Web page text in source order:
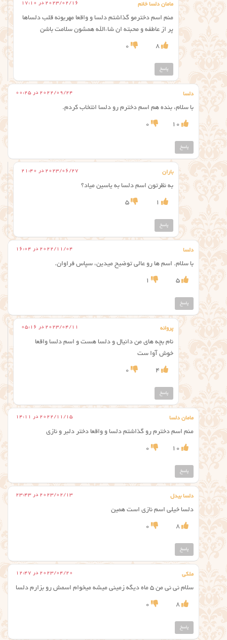
مامان دلسا خانم 2023/02/16 در 17:10
منم اسم دخترمو گذاشتم دلسا و واقعا مهربونه قلب دلساها
پر از عاطفه و محبته ان شاءالله همشون سلامت باشن
8
0
پاسخ
دلسا 2022/09/24 در 00:25
با سلام، بنده هم اسم دخترم رو دلسا انتخاب کردم.
10
0
پاسخ
باران 2023/06/27 در 21:40
به نظرتون اسم دلسا به یاسین میاد؟
1
5
پاسخ
دلسا 2022/11/04 در 16:04
با سلام. اسم ها رو عالی توضیح میدین، سپاس فراوان.
5
1
پاسخ
پروانه 2023/04/11 در 05:16
نام بچه های من دانیال و دلسا هست و اسم دلسا واقعا
خوش آوا ست
4
0
پاسخ
مامان دلسا 2022/11/15 در 14:11
منم اسم دخترم رو گذاشتم دلسا و واقعا دختر دلبر و نازی
10
0
پاسخ
دلسا بیدل 2023/02/13 در 23:43
دلسا خیلی اسم نازی است همین
8
0
پاسخ
ملکی 2023/04/20 در 12:47
سلام نی نی من ۵ ماه دیگه زمینی میشه میخوام اسمش رو بزارم دلسا
8
0
پاسخ